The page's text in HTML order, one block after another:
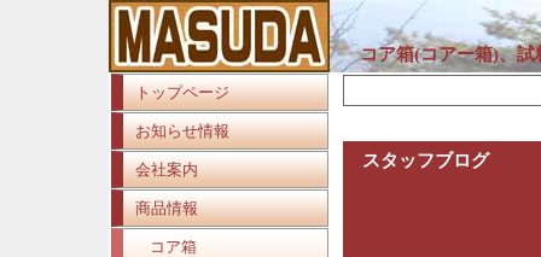
コア箱(コアー箱)、
トップページ
お知らせ情報
会社案内
商品情報
コア箱
スタッフブログ